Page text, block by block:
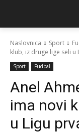
Naslovnica Sport
klub, iz druge lige seli u
Sport Fudbal
Anel
ima novi
u Ligu